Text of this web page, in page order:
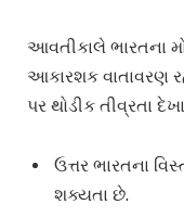
આવતીકાલે ભારતના
આકારશક વાતાવરણ
પર થોડીક તીવ્રતા
ઉત્તર ભારતના
શક્યતા છે.